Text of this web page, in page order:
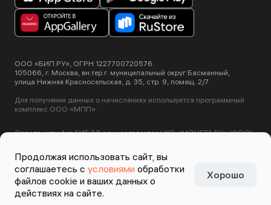
Продолжая использовать сайт, вы
соглашаетесь с условиями обработки
файлов cookie и ваших данных о
действиях на сайте.
Хорошо
ООО «БИП.РУ», ОГРН 1227700720576.
105066, г. Москва, вн.тер.г. муниципальный округ Басманный,
улица Нижняя Красносельская, д. 35, стр. 9, помещ. 2/7
Для получения данных о начислениях используется программный
комплекс ООО «МПП».
Оплата штрафов ГИБДД осуществляется НКО «МОНЕТА.РУ» (ООО).
Этот сайт использует сервис Yandex SmartCaptcha, пользуясь
нашими сервисами вы соглашаетесь с условиями обработки данных
Yandex SmartCaptcha.
Задизайнено вСтудии
Артемия Лебедева